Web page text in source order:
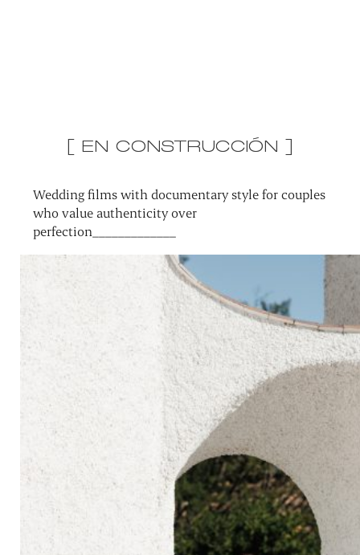
[ EN CONSTRUCCIÓN ]
Wedding films with documentary style for couples
who value authenticity over
perfection_____________